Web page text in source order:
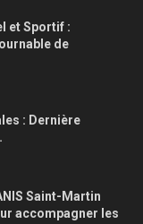
et Sportif :
de
: Dernière
Saint-Martin
accompagner les